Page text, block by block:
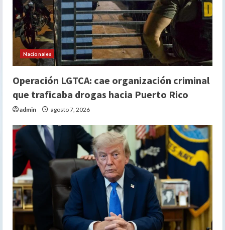
Nacionales
Operación LGTCA: cae organización criminal
que traficaba drogas hacia Puerto Rico
admin agosto 7, 2026